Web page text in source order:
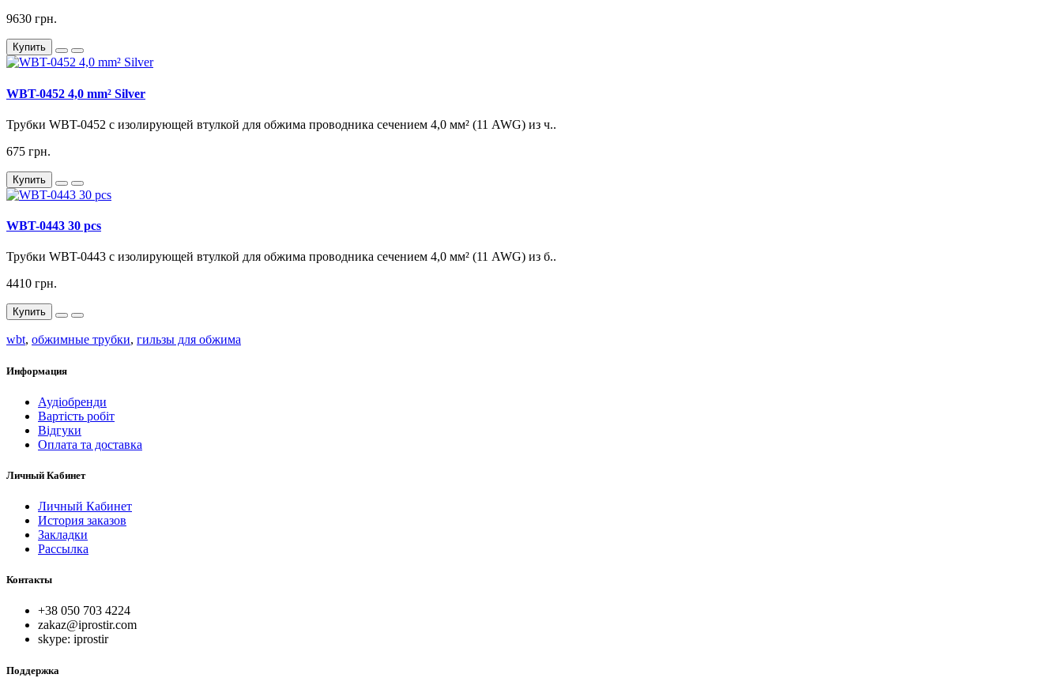
9630 грн.
Купить
WBT-0452 4,0 mm² Silver
Трубки WBT-0452 с изолирующей втулкой для обжима проводника сечением 4,0 мм² (11 AWG) из ч..
675 грн.
Купить
WBT-0443 30 pcs
Трубки WBT-0443 с изолирующей втулкой для обжима проводника сечением 4,0 мм² (11 AWG) из б..
4410 грн.
Купить
wbt, обжимные трубки, гильзы для обжима
Информация
Аудіобренди
Вартість робіт
Відгуки
Оплата та доставка
Личный Кабинет
Личный Кабинет
История заказов
Закладки
Рассылка
Контакты
+38 050 703 4224
zakaz@iprostir.com
skype: iprostir
Поддержка